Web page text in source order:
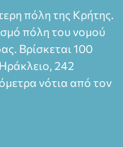
Πάπυρος (Πλατεία
39 Ιεράπετρα)
Ιεράπετρας
ΚΝΩΣΟΣ
πόλη της Κρήτης.
πόλη του νομού
Βρίσκεται 100
242
νότια από τον